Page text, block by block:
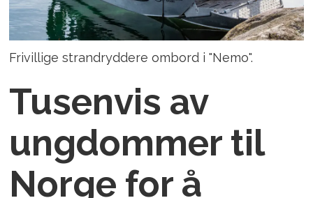
Frivillige strandryddere ombord i "Nemo".
Tusenvis av
ungdommer til
Norge for å